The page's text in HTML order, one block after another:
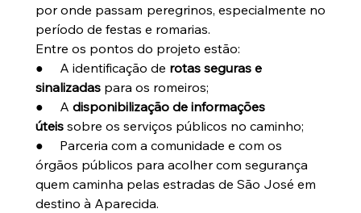
por onde passam peregrinos, especialmente no
período de festas e romarias.
Entre os pontos do projeto estão:
●     A identificação de rotas seguras e
sinalizadas para os romeiros;
●     A disponibilização de informações
úteis sobre os serviços públicos no caminho;
●     Parceria com a comunidade e com os
órgãos públicos para acolher com segurança
quem caminha pelas estradas de São José em
destino à Aparecida.